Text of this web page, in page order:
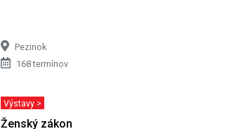
Pezinok
168 termínov
Výstavy >
Ženský zákon